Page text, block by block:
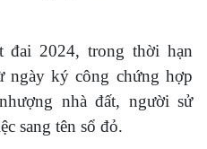
2024, trong thời hạn
ngày ký công chứng hợp
nhà đất, người sử
sang tên sổ đỏ.